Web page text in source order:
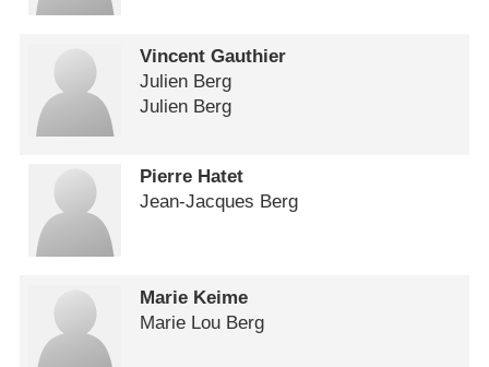
Vincent Gauthier
Julien Berg
Julien Berg
Pierre Hatet
Jean-Jacques Berg
Marie Keime
Marie Lou Berg